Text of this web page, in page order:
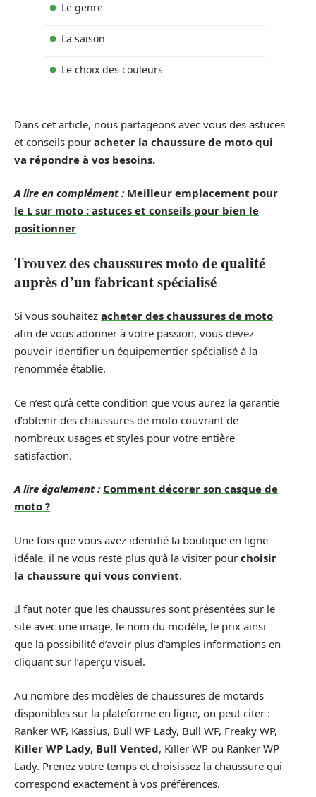
Le genre
La saison
Le choix des couleurs
Dans cet article, nous partageons avec vous des astuces
et conseils pour acheter la chaussure de moto qui
va répondre à vos besoins.
A lire en complément : Meilleur emplacement pour
le L sur moto : astuces et conseils pour bien le
positionner
Trouvez des chaussures moto de qualité
auprès d’un fabricant spécialisé
Si vous souhaitez acheter des chaussures de moto
afin de vous adonner à votre passion, vous devez
pouvoir identifier un équipementier spécialisé à la
renommée établie.
Ce n’est qu’à cette condition que vous aurez la garantie
d’obtenir des chaussures de moto couvrant de
nombreux usages et styles pour votre entière
satisfaction.
A lire également : Comment décorer son casque de
moto ?
Une fois que vous avez identifié la boutique en ligne
idéale, il ne vous reste plus qu’à la visiter pour choisir
la chaussure qui vous convient.
Il faut noter que les chaussures sont présentées sur le
site avec une image, le nom du modèle, le prix ainsi
que la possibilité d’avoir plus d’amples informations en
cliquant sur l’aperçu visuel.
Au nombre des modèles de chaussures de motards
disponibles sur la plateforme en ligne, on peut citer :
Ranker WP, Kassius, Bull WP Lady, Bull WP, Freaky WP,
Killer WP Lady, Bull Vented, Killer WP ou Ranker WP
Lady. Prenez votre temps et choisissez la chaussure qui
correspond exactement à vos préférences.